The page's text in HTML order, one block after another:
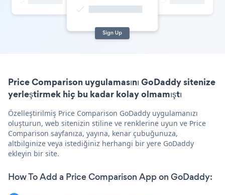
Price Comparison uygulamasını GoDaddy sitenize
yerleştirmek hiç bu kadar kolay olmamıştı
Özelleştirilmiş Price Comparison GoDaddy uygulamanızı
oluşturun, web sitenizin stiline ve renklerine uyun ve Price
Comparison sayfanıza, yayına, kenar çubuğunuza,
altbilginize veya istediğiniz herhangi bir yere GoDaddy
ekleyin bir site.
How To Add a Price Comparison App on GoDaddy: